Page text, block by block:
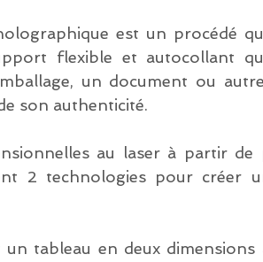
est un procédé
flexible et autocollant
un document ou
son authenticité.
au laser à partir de
2 technologies pour créer
tableau en deux dimensions